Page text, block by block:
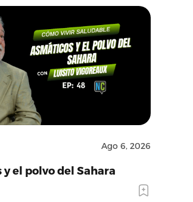
Ago 6, 2026
el polvo del Sahara